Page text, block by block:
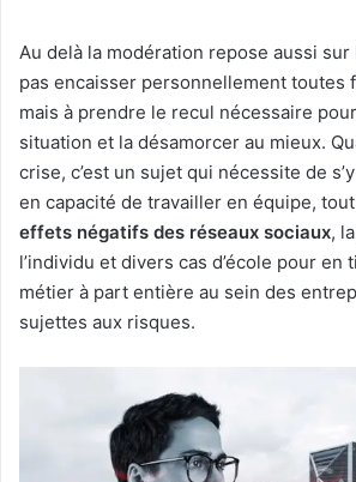
Au delà la modération repose aussi sur
pas encaisser personnellement toutes
mais à prendre le recul nécessaire
situation et la désamorcer au mieux.
crise, c’est un sujet qui nécessite de
en capacité de travailler en équipe,
effets négatifs des réseaux sociaux,
l’individu et divers cas d’école pour en
métier à part entière au sein des
sujettes aux risques.